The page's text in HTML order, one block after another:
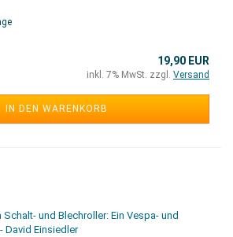
19,90 EUR
inkl. 7% MwSt. zzgl. Versand
IN DEN WARENKORB